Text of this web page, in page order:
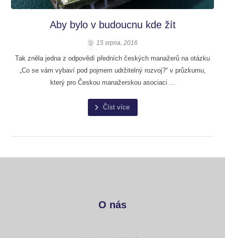
Aby bylo v budoucnu kde žít
15 srpna, 2016
Tak zněla jedna z odpovědí předních českých manažerů na otázku
„Co se vám vybaví pod pojmem udržitelný rozvoj?“ v průzkumu,
který pro Českou manažerskou asociaci ...
Číst více
O nás